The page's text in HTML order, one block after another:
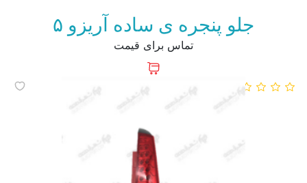
جلو پنجره ی ساده آریزو ۵
تماس برای قیمت